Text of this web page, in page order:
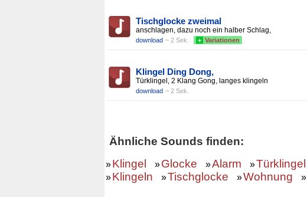
Tischglocke zweimal
anschlagen, dazu noch ein halber Schlag,
download ~ 2 Sek. + Variationen
Klingel Ding Dong,
Türklingel, 2 Klang Gong, langes klingeln
download ~ 2 Sek.
Ähnliche Sounds finden:
»Klingel »Glocke »Alarm »Türklingel
»Klingeln »Tischglocke »Wohnung »